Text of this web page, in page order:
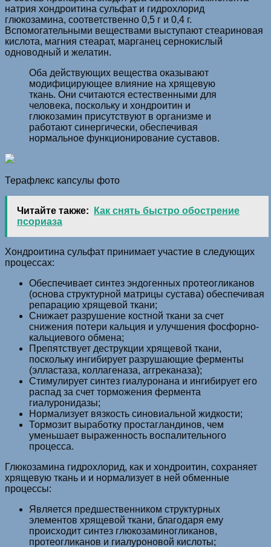
натрия хондроитина сульфат и гидрохлорид
глюкозамина, соответственно 0,5 г и 0,4 г.
Вспомогательными веществами выступают стеариновая
кислота, магния стеарат, марганец сернокислый
одноводный и желатин.
Оба действующих вещества оказывают
модифицирующее влияние на хрящевую
ткань. Они считаются естественными для
человека, поскольку и хондроитин и
глюкозамин присутствуют в организме и
работают синергически, обеспечивая
нормальное функционирование суставов.
Терафлекс капсулы фото
Читайте также:
Как снять быстро обострение
псориаза
Хондроитина сульфат принимает участие в следующих
процессах:
Обеспечивает синтез эндогенных протеогликанов
(основа структурной матрицы сустава) обеспечивая
репарацию хрящевой ткани;
Снижает разрушение костной ткани за счет
снижения потери кальция и улучшения фосфорно-
кальциевого обмена;
Препятствует деструкции хрящевой ткани,
поскольку ингибирует разрушающие ферменты
(элластаза, коллагеназа, аггреканаза);
Стимулирует синтез гиалуронана и ингибирует его
распад за счет торможения фермента
гиалуронидазы;
Нормализует вязкость синовиальной жидкости;
Тормозит выработку простагландинов, чем
уменьшает выраженность воспалительного
процесса.
Глюкозамина гидрохлорид, как и хондроитин, сохраняет
хрящевую ткань и и нормализует в ней обменные
процессы:
Является предшественником структурных
элементов хрящевой ткани, благодаря ему
происходит синтез глюкозаминогликанов,
протеогликанов и гиалуроновой кислоты;